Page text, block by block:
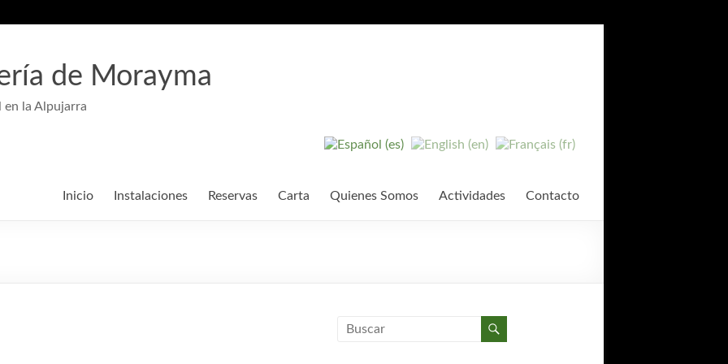
de Morayma
en la Alpujarra
Inicio Instalaciones Reservas Carta Quienes Somos Actividades Contacto